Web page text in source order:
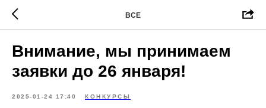
ВСЕ
Внимание, мы принимаем
заявки до 26 января!
2025-01-24 17:40 КОНКУРСЫ